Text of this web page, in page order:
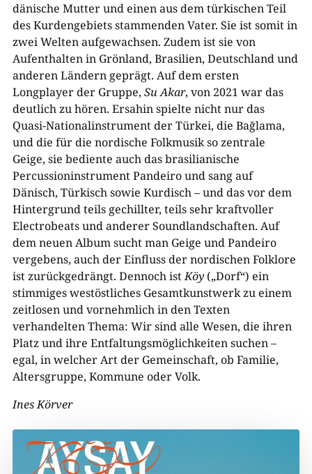
dänische Mutter und einen aus dem türkischen Teil
des Kurdengebiets stammenden Vater. Sie ist somit in
zwei Welten aufgewachsen. Zudem ist sie von
Aufenthalten in Grönland, Brasilien, Deutschland und
anderen Ländern geprägt. Auf dem ersten
Longplayer der Gruppe, Su Akar, von 2021 war das
deutlich zu hören. Ersahin spielte nicht nur das
Quasi-Nationalinstrument der Türkei, die Bağlama,
und die für die nordische Folkmusik so zentrale
Geige, sie bediente auch das brasilianische
Percussioninstrument Pandeiro und sang auf
Dänisch, Türkisch sowie Kurdisch – und das vor dem
Hintergrund teils gechillter, teils sehr kraftvoller
Electrobeats und anderer Soundlandschaften. Auf
dem neuen Album sucht man Geige und Pandeiro
vergebens, auch der Einfluss der nordischen Folklore
ist zurückgedrängt. Dennoch istKöy(„Dorf“) ein
stimmiges westöstliches Gesamtkunstwerk zu einem
zeitlosen und vornehmlich in den Texten
verhandelten Thema: Wir sind alle Wesen, die ihren
Platz und ihre Entfaltungsmöglichkeiten suchen –
egal, in welcher Art der Gemeinschaft, ob Familie,
Altersgruppe, Kommune oder Volk.
Ines Körver